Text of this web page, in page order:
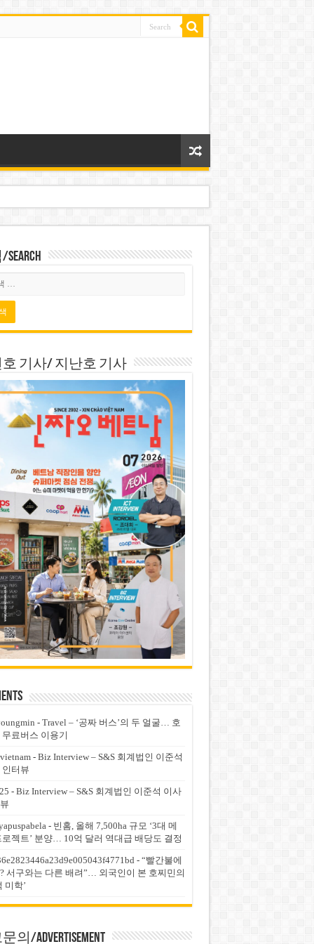
기사/ 지난호 기사
- Travel – ‘공짜 버스’의 두 얼굴… 호
료버스 이용기
- Biz Interview – S&S 회계법인 이준석
터뷰
- Biz Interview – S&S 회계법인 이준석 이사
- 빈홈, 올해 7,500ha 규모 ‘3대 메
로젝트’ 분양… 10억 달러 역대급 배당도 결정
- “빨간불에
서구와는 다른 배려”… 외국인이 본 호찌민의
미학’
의/Advertisement